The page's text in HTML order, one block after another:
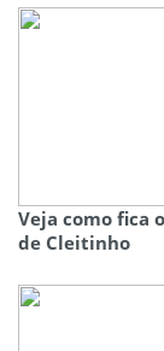
Veja como fica
de Cleitinho